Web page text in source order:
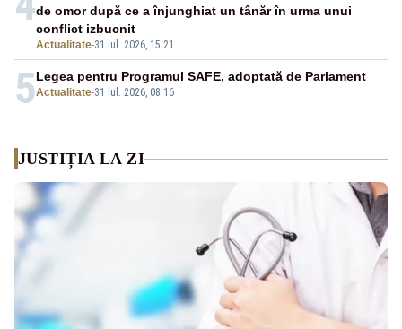
Actualitate-31 iul. 2026, 15:21
de omor după ce a înjunghiat un tânăr în urma unui
conflict izbucnit
5Actualitate-31 iul. 2026, 08:16
Legea pentru Programul SAFE, adoptată de Parlament
JUSTIȚIA LA ZI